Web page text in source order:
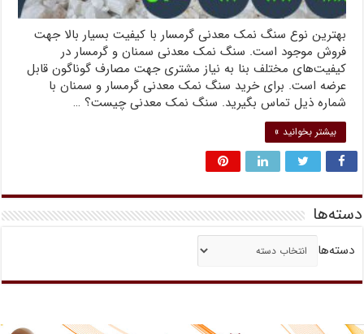
بهترین نوع سنگ نمک معدنی گرمسار با کیفیت بسیار بالا جهت
فروش موجود است. سنگ نمک معدنی سمنان و گرمسار در
کیفیت‌های مختلف بنا به نیاز مشتری جهت مصارف گوناگون قابل
عرضه است. برای خرید سنگ نمک معدنی گرمسار و سمنان با
شماره ذیل تماس بگیرید. سنگ نمک معدنی چیست؟ …
بیشتر بخوانید »
دسته‌ها
دسته‌ها